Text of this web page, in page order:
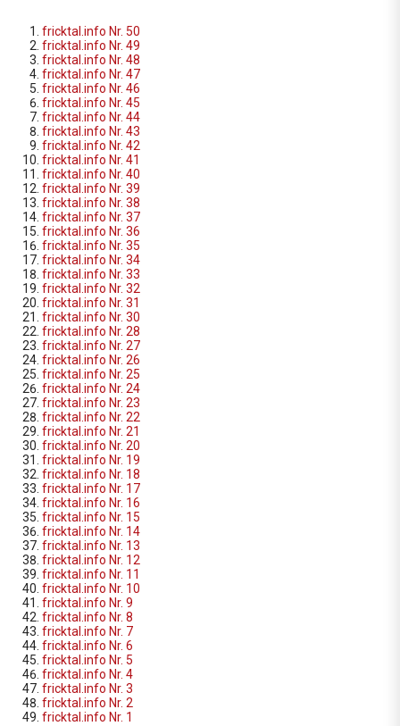
fricktal.info Nr. 50
fricktal.info Nr. 49
fricktal.info Nr. 48
fricktal.info Nr. 47
fricktal.info Nr. 46
fricktal.info Nr. 45
fricktal.info Nr. 44
fricktal.info Nr. 43
fricktal.info Nr. 42
fricktal.info Nr. 41
fricktal.info Nr. 40
fricktal.info Nr. 39
fricktal.info Nr. 38
fricktal.info Nr. 37
fricktal.info Nr. 36
fricktal.info Nr. 35
fricktal.info Nr. 34
fricktal.info Nr. 33
fricktal.info Nr. 32
fricktal.info Nr. 31
fricktal.info Nr. 30
fricktal.info Nr. 28
fricktal.info Nr. 27
fricktal.info Nr. 26
fricktal.info Nr. 25
fricktal.info Nr. 24
fricktal.info Nr. 23
fricktal.info Nr. 22
fricktal.info Nr. 21
fricktal.info Nr. 20
fricktal.info Nr. 19
fricktal.info Nr. 18
fricktal.info Nr. 17
fricktal.info Nr. 16
fricktal.info Nr. 15
fricktal.info Nr. 14
fricktal.info Nr. 13
fricktal.info Nr. 12
fricktal.info Nr. 11
fricktal.info Nr. 10
fricktal.info Nr. 9
fricktal.info Nr. 8
fricktal.info Nr. 7
fricktal.info Nr. 6
fricktal.info Nr. 5
fricktal.info Nr. 4
fricktal.info Nr. 3
fricktal.info Nr. 2
fricktal.info Nr. 1